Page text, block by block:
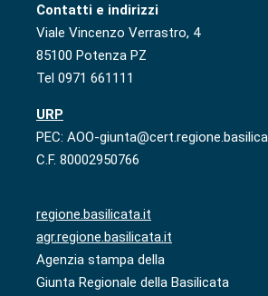
Contatti e indirizzi
Viale Vincenzo Verrastro, 4
85100 Potenza PZ
Tel 0971 661111
URP
PEC: AOO-
C.F. 80002950766
regione.basilicata.it
agr.regione.basilicata.it
Agenzia stampa della
Giunta Regionale della Basilicata